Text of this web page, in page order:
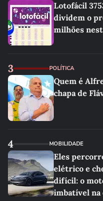
Lotofácil
dividem o
milhões
3 POLÍTICA
Quem é
chapa de
4 MOBILIDADE
Eles
elétrico e
difícil: o
imbatível na